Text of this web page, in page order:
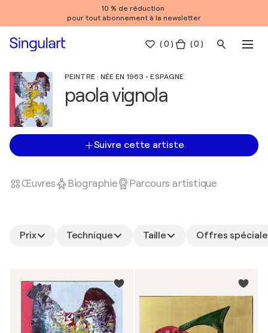
10 % de réduction
pour tout abonnement à la newsletter
(0 ) ( 0 )
PEINTRE · NÉE EN 1963 - ESPAGNE
paola vignola
Suivre cette artiste
Œuvres Biographie Parcours artistique
Prix Technique Taille Offres